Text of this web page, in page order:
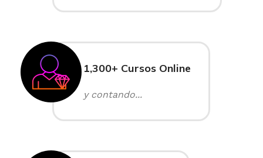
1,300+ Cursos Online
y contando...